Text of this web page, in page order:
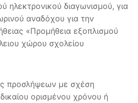
ηλεκτρονικού διαγωνισμού, για
αναδόχου για την
«Προμήθεια εξοπλισμού
χώρου σχολείου
προσλήψεων με σχέση
ορισμένου χρόνου ή